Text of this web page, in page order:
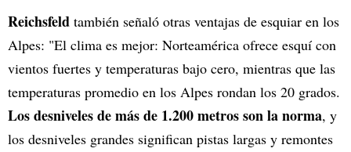
Reichsfeld también señaló otras ventajas de esquiar en los
Alpes: "El clima es mejor: Norteamérica ofrece esquí con
vientos fuertes y temperaturas bajo cero, mientras que las
temperaturas promedio en los Alpes rondan los 20 grados.
Los desniveles de más de 1.200 metros son la norma, y
los desniveles grandes significan pistas largas y remontes